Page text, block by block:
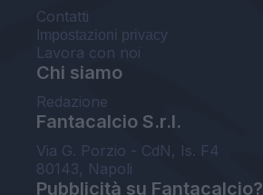
Contatti
Impostazioni privacy
Lavora con noi
Chi siamo
Redazione
Fantacalcio S.r.l.
Via G. Porzio - CdN, Is. F4
80143, Napoli
Pubblicità su Fantacalcio?